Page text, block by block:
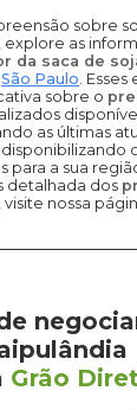
sobre
as
da saca de
São Paulo.
sobre o
as últimas
para a sua
detalhada dos
nossa
Grão